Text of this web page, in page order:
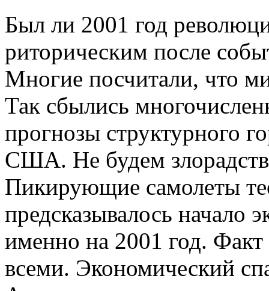
Был ли 2001 год
риторическим после
Многие посчитали, что
Так сбылись
прогнозы структурного
США. Не будем
Пикирующие самолеты
предсказывалось начало
именно на 2001 год. Факт
всеми. Экономический